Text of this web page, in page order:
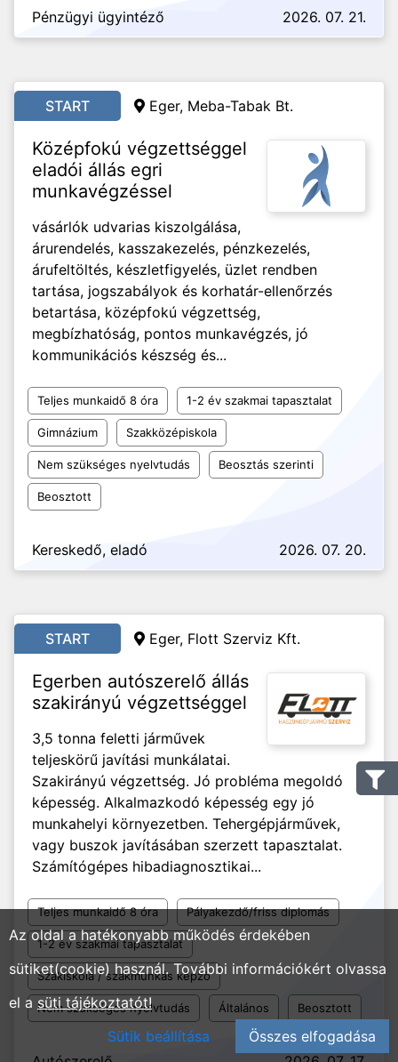
Pénzügyi ügyintéző 2026. 07. 21.
START Eger, Meba-Tabak Bt.
Középfokú végzettséggel
eladói állás egri
munkavégzéssel
vásárlók udvarias kiszolgálása,
árurendelés, kasszakezelés, pénzkezelés,
árufeltöltés, készletfigyelés, üzlet rendben
tartása, jogszabályok és korhatár-ellenőrzés
betartása, középfokú végzettség,
megbízhatóság, pontos munkavégzés, jó
kommunikációs készség és...
Teljes munkaidő 8 óra 1-2 év szakmai tapasztalat
Gimnázium Szakközépiskola
Nem szükséges nyelvtudás Beosztás szerinti
Beosztott
Kereskedő, eladó 2026. 07. 20.
START Eger, Flott Szerviz Kft.
Egerben autószerelő állás
szakirányú végzettséggel
3,5 tonna feletti járművek
teljeskörű javítási munkálatai.
Szakirányú végzettség. Jó probléma megoldó
képesség. Alkalmazkodó képesség egy jó
munkahelyi környezetben. Tehergépjárművek,
vagy buszok javításában szerzett tapasztalat.
Számítógépes hibadiagnosztikai...
Teljes munkaidő 8 óra Pályakezdő/friss diplomás
1-2 év szakmai tapasztalat
Szakiskola / szakmunkás képző
Nem szükséges nyelvtudás Általános Beosztott
Az oldal a hatékonyabb működés érdekében
sütiket(cookie) használ. További információkért olvassa
el a süti tájékoztatót!
Sütik beállítása
Összes elfogadása